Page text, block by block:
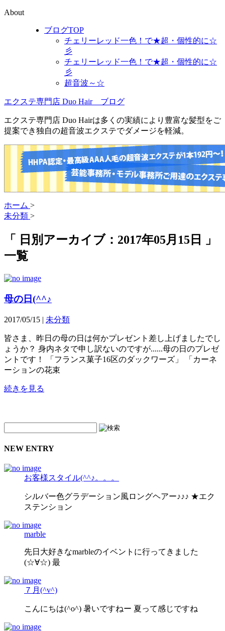
About
ブログTOP
チェリーレッド一色！で★超・個性的に☆
彡
チェリーレッド一色！で★超・個性的に☆
彡
超音波～☆
エクステ専門店 Duo Hair ブログ
エクステ専門店 Duo Hairは多くの実績により豊富な髪型をご
提案でき独自の超音波エクステでダメージを軽減。
ホーム >
未分類 >
「 日別アーカイブ：2017年05月15日 」
一覧
母の日(^^♪
2017/05/15 | 未分類
皆さま、昨日の母の日は何かプレゼント差し上げましたでし
ょうか？ 身内ネタで申し訳ないのですが......母の日のプレゼ
ントです！ 「フランス菓子16区のダックワーズ」 「カーネ
ーションの花束
続きを見る
NEW ENTRY
お客様スタイル(^^♪。。。
シルバー色グラデーション風ロングヘアー♪♪♪ ★エク
ステンション
marble
先日大好きなmarbleのイベントに行ってきました
(☆∀☆) 最
７月(^v^)
こんにちは(^o^) 暑いですねー 夏って感じですね